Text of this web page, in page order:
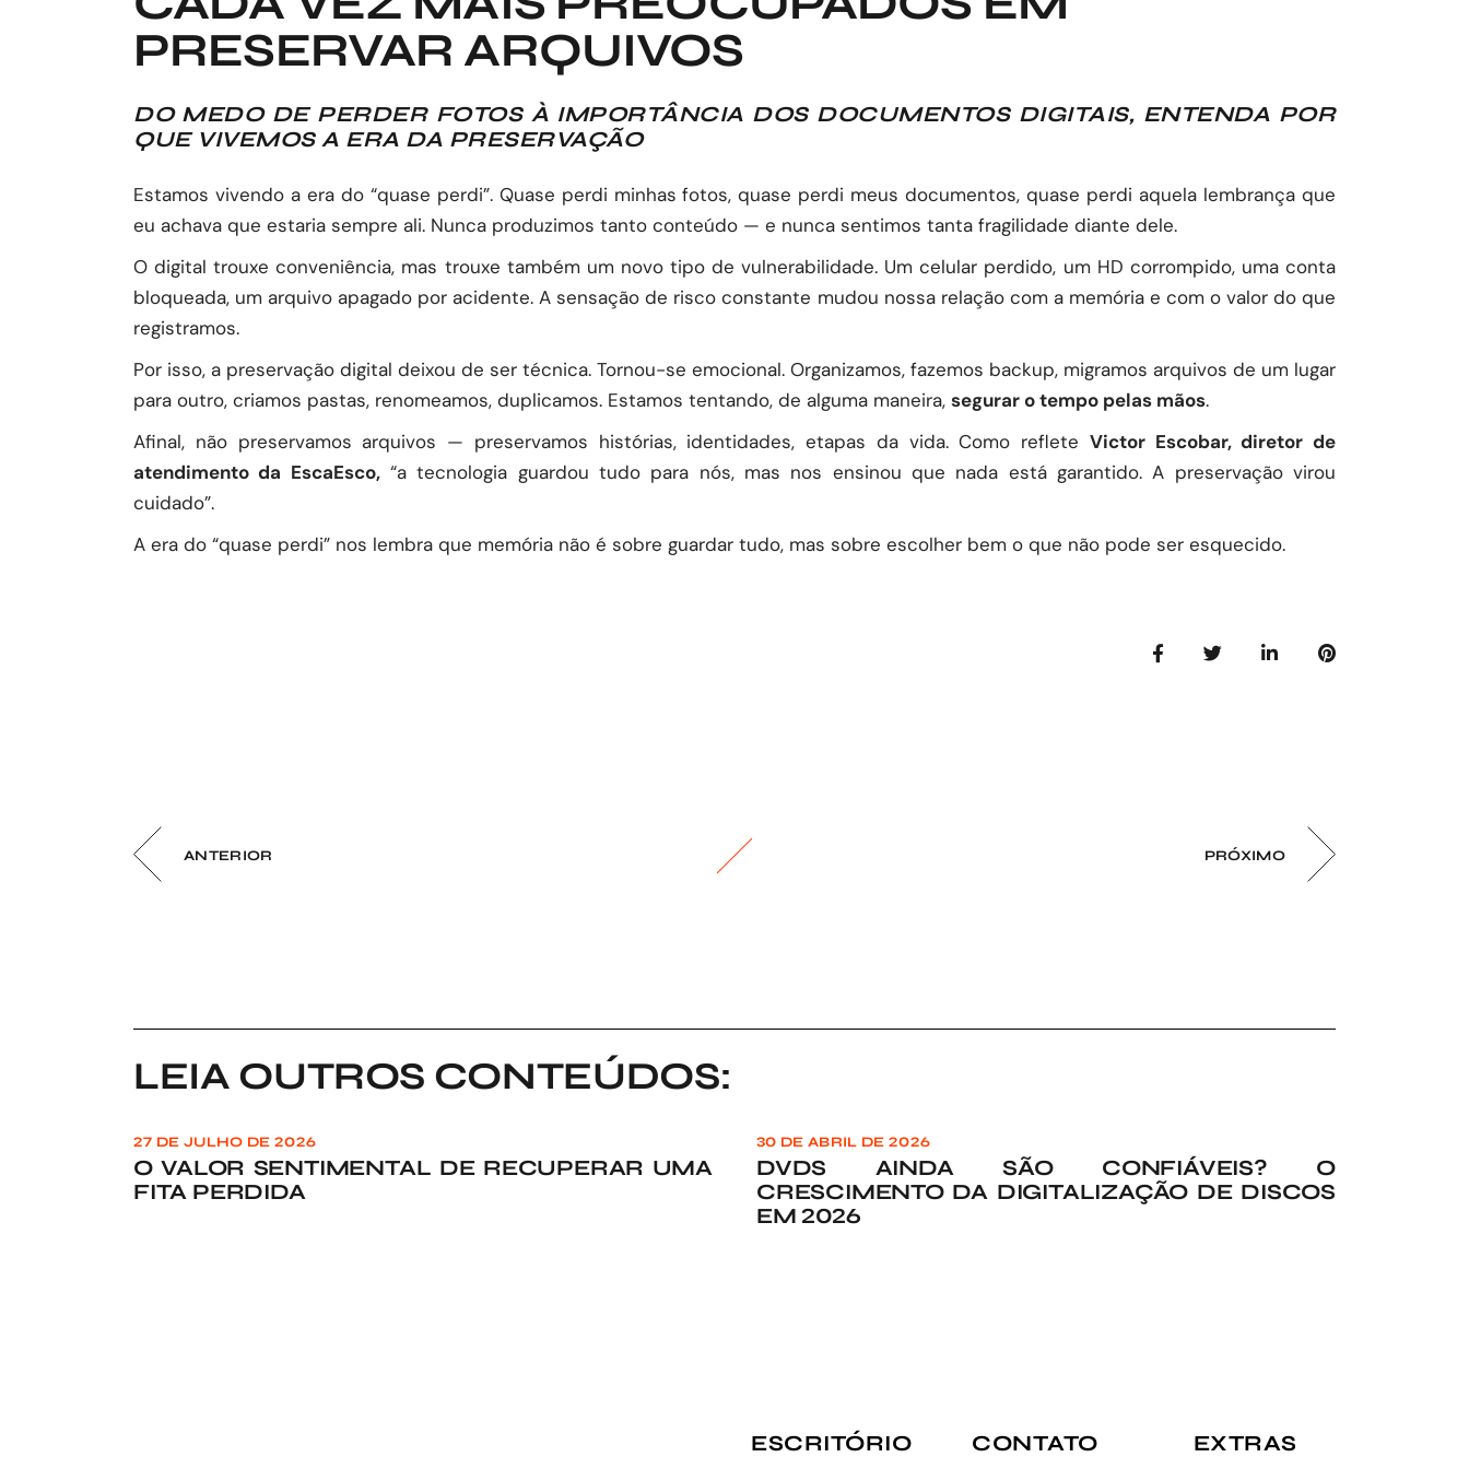
PRESERVAR ARQUIVOS
DO MEDO DE PERDER FOTOS À IMPORTÂNCIA DOS DOCUMENTOS DIGITAIS, ENTENDA POR
QUE VIVEMOS A ERA DA PRESERVAÇÃO
Estamos vivendo a era do “quase perdi”. Quase perdi minhas fotos, quase perdi meus documentos, quase perdi aquela lembrança que
eu achava que estaria sempre ali. Nunca produzimos tanto conteúdo — e nunca sentimos tanta fragilidade diante dele.
O digital trouxe conveniência, mas trouxe também um novo tipo de vulnerabilidade. Um celular perdido, um HD corrompido, uma conta
bloqueada, um arquivo apagado por acidente. A sensação de risco constante mudou nossa relação com a memória e com o valor do que
registramos.
Por isso, a preservação digital deixou de ser técnica. Tornou-se emocional. Organizamos, fazemos backup, migramos arquivos de um lugar
para outro, criamos pastas, renomeamos, duplicamos. Estamos tentando, de alguma maneira, segurar o tempo pelas mãos.
Afinal, não preservamos arquivos — preservamos histórias, identidades, etapas da vida. Como reflete Victor Escobar, diretor de
atendimento da EscaEsco,“a tecnologia guardou tudo para nós, mas nos ensinou que nada está garantido. A preservação virou
cuidado”.
A era do “quase perdi” nos lembra que memória não é sobre guardar tudo, mas sobre escolher bem o que não pode ser esquecido.
ANTERIOR PRÓXIMO
LEIA OUTROS CONTEÚDOS:
27 DE JULHO DE 2026
O VALOR SENTIMENTAL DE RECUPERAR UMA
FITA PERDIDA
30 DE ABRIL DE 2026
DVDS AINDA SÃO CONFIÁVEIS? O
CRESCIMENTO DA DIGITALIZAÇÃO DE DISCOS
EM 2026
ESCRITÓRIO CONTATO EXTRAS